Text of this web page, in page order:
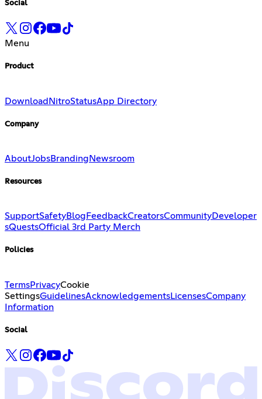
Social
Menu
Product
DownloadNitroStatusApp Directory
Company
AboutJobsBranding Newsroom
Resources
SupportSafetyBlog FeedbackCreatorsCommunityDeveloper
sQuestsOfficial 3rd Party Merch
Policies
TermsPrivacyCookie
SettingsGuidelinesAcknowledgementsLicensesCompany
Information
Social